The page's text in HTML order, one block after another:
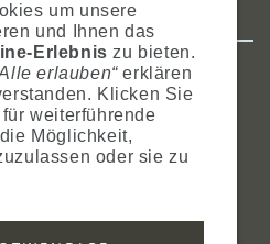
SITEMAPHILFECOOKIES
um unsere
und Ihnen das
Erlebnis zu bieten.
erlauben“erklären
Klicken Sie
für weiterführende
Möglichkeit,
oder sie zu